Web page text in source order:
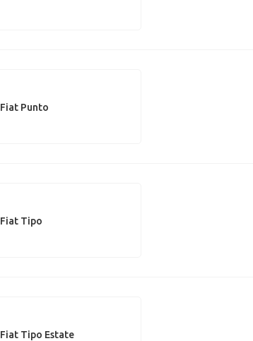
Fiat Punto
Fiat Tipo
Fiat Tipo Estate